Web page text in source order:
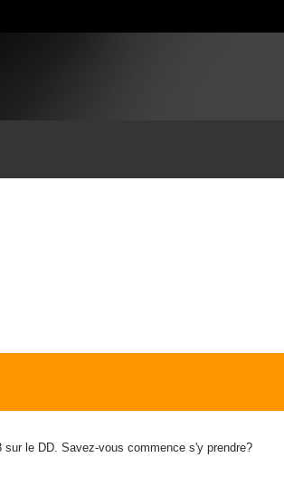
le DD. Savez-vous commence s'y prendre?